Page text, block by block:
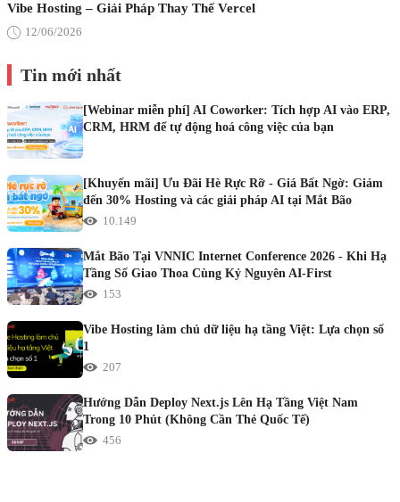
Vibe Hosting – Giải Pháp Thay Thế Vercel
12/06/2026
Tin mới nhất
[Webinar miễn phí] AI Coworker: Tích hợp AI vào ERP,
CRM, HRM để tự động hoá công việc của bạn
[Khuyến mãi] Ưu Đãi Hè Rực Rỡ - Giá Bất Ngờ: Giảm
đến 30% Hosting và các giải pháp AI tại Mắt Bão
10.149
Mắt Bão Tại VNNIC Internet Conference 2026 - Khi Hạ
Tầng Số Giao Thoa Cùng Kỷ Nguyên AI-First
153
Vibe Hosting làm chủ dữ liệu hạ tầng Việt: Lựa chọn số
1
207
Hướng Dẫn Deploy Next.js Lên Hạ Tầng Việt Nam
Trong 10 Phút (Không Cần Thẻ Quốc Tế)
456